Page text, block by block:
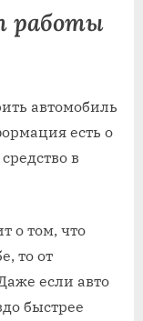
работы
автомобиль
есть о
в
о том, что
то от
если авто
быстрее